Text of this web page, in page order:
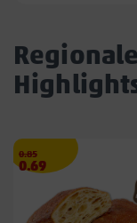
Streichpreis
0.85€
Angebotspreis
0.69